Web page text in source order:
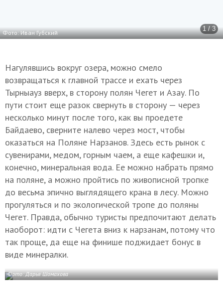
1 / 3
Фото: Иван Губский
Нагулявшись вокруг озера, можно смело
возвращаться к главной трассе и ехать через
Тырныауз вверх, в сторону полян Чегет и Азау. По
пути стоит еще разок свернуть в сторону — через
несколько минут после того, как вы проедете
Байдаево, сверните налево через мост, чтобы
оказаться на Поляне Нарзанов. Здесь есть рынок с
сувенирами, медом, горным чаем, а еще кафешки и,
конечно, минеральная вода. Ее можно набрать прямо
на поляне, а можно пройтись по живописной тропке
до весьма эпично выглядящего крана в лесу. Можно
прогуляться и по экологической тропе до поляны
Чегет. Правда, обычно туристы предпочитают делать
наоборот: идти с Чегета вниз к нарзанам, потому что
так проще, да еще на финише поджидает бонус в
виде минералки.
Фото: Дарья Шомахова